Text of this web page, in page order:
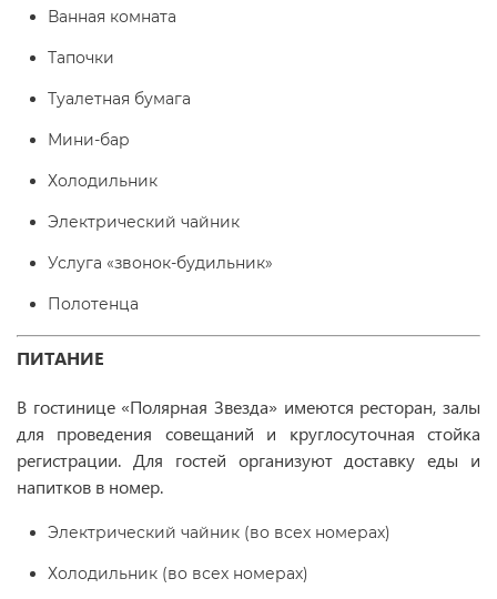
Ванная комната
Тапочки
Туалетная бумага
Мини-бар
Холодильник
Электрический чайник
Услуга «звонок-будильник»
Полотенца
ПИТАНИЕ
В гостинице «Полярная Звезда» имеются ресторан, залы
для проведения совещаний и круглосуточная стойка
регистрации. Для гостей организуют доставку еды и
напитков в номер.
Электрический чайник (во всех номерах)
Холодильник (во всех номерах)